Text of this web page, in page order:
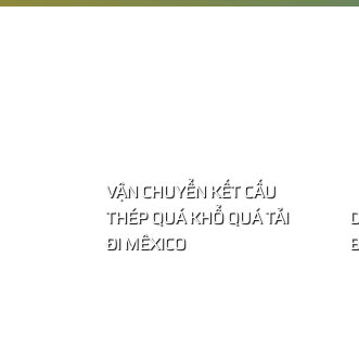
VẬN CHUYỂN KẾT CẤU
THÉP QUÁ KHỔ QUÁ TẢI
ĐI MÊXICO